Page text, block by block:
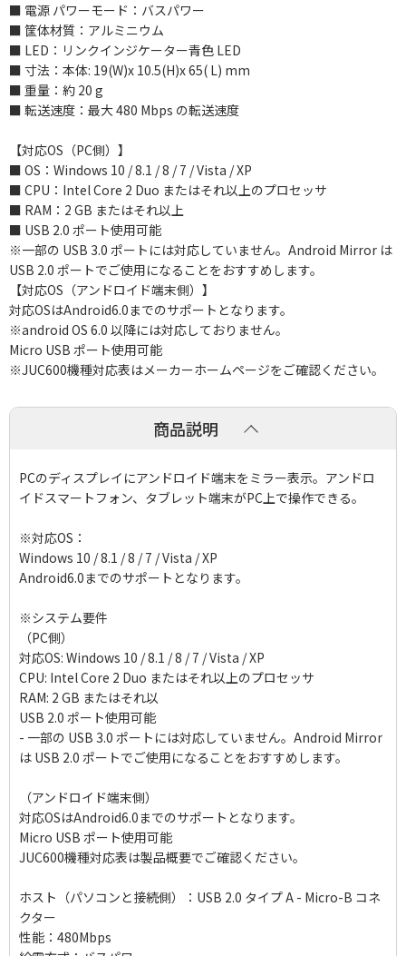
■ 電源 パワーモード：バスパワー
■ 筐体材質：アルミニウム
■ LED：リンクインジケーター青色 LED
■ 寸法：本体: 19(W)x 10.5(H)x 65( L) mm
■ 重量：約 20 g
■ 転送速度：最大 480 Mbps の転送速度
【対応OS（PC側）】
■ OS：Windows 10 / 8.1 / 8 / 7 / Vista / XP
■ CPU：Intel Core 2 Duo またはそれ以上のプロセッサ
■ RAM：2 GB またはそれ以上
■ USB 2.0 ポート使用可能
※一部の USB 3.0 ポートには対応していません。Android Mirror は
USB 2.0 ポートでご使用になることをおすすめします。
【対応OS（アンドロイド端末側）】
対応OSはAndroid6.0までのサポートとなります。
※android OS 6.0 以降には対応しておりません。
Micro USB ポート使用可能
※JUC600機種対応表はメーカーホームページをご確認ください。
商品説明
PCのディスプレイにアンドロイド端末をミラー表示。アンドロ
イドスマートフォン、タブレット端末がPC上で操作できる。
※対応OS：
Windows 10 / 8.1 / 8 / 7 / Vista / XP
Android6.0までのサポートとなります。
※システム要件
（PC側）
対応OS: Windows 10 / 8.1 / 8 / 7 / Vista / XP
CPU: Intel Core 2 Duo またはそれ以上のプロセッサ
RAM: 2 GB またはそれ以
USB 2.0 ポート使用可能
- 一部の USB 3.0 ポートには対応していません。Android Mirror
は USB 2.0 ポートでご使用になることをおすすめします。
（アンドロイド端末側）
対応OSはAndroid6.0までのサポートとなります。
Micro USB ポート使用可能
JUC600機種対応表は製品概要でご確認ください。
ホスト（パソコンと接続側）：USB 2.0 タイプ A - Micro-B コネ
クター
性能：480Mbps